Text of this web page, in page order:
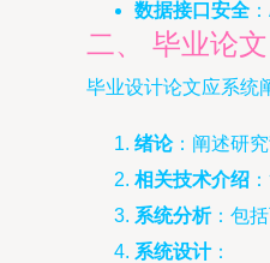
数据接口安全
二、 毕业论
毕业设计论文应系统
绪论：阐述研
相关技术介绍
系统分析：包
系统设计：